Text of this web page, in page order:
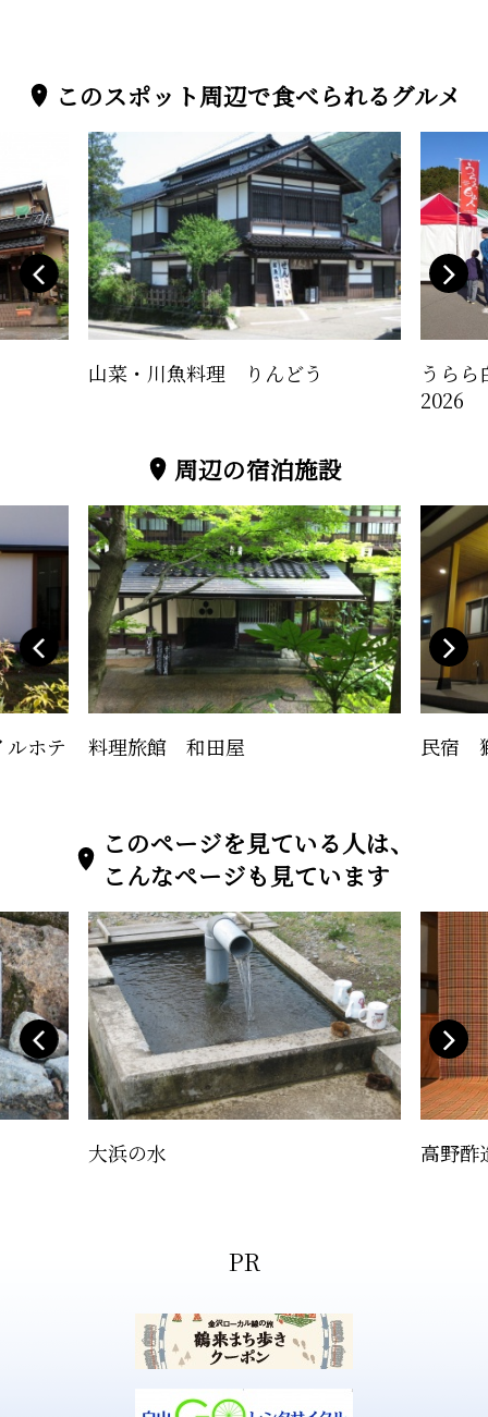
このスポット周辺で食べられるグルメ
山菜・川魚料理 りんどう
うらら
2026
周辺の宿泊施設
ルホテ 料理旅館 和田屋 民宿
このページを見ている人は、
こんなページも見ています
大浜の水 高野酢